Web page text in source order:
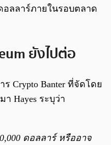
อลลาร์ภายในรอบตลาด
ยังไปต่อ
Crypto Banter ที่จัดโดย
า Hayes ระบุว่า
ดอลลาร์ หรืออาจ